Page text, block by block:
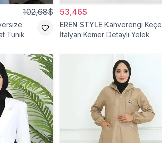
102,68$
Tunik
53,46$
EREN STYLE Kahverengi Keçe
İtalyan Kemer Detaylı Yelek